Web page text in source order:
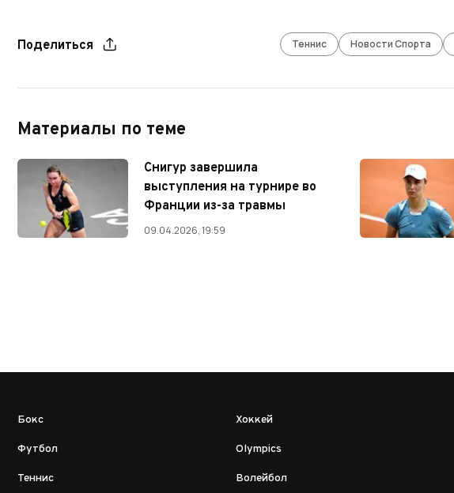
Поделиться Теннис Новости Спорта
Материалы по теме
Снигур завершила
выступления на турнире во
Франции из-за травмы
09.04.2026, 19:59
Бокс
Футбол
Теннис
Хоккей
Olympics
Волейбол